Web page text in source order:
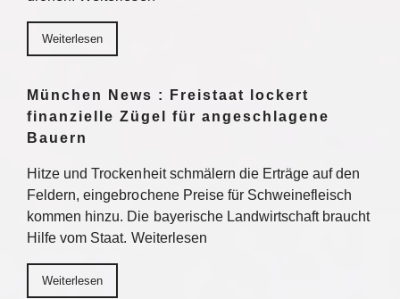
Weiterlesen
München News : Freistaat lockert
finanzielle Zügel für angeschlagene
Bauern
Hitze und Trockenheit schmälern die Erträge auf den
Feldern, eingebrochene Preise für Schweinefleisch
kommen hinzu. Die bayerische Landwirtschaft braucht
Hilfe vom Staat. Weiterlesen
Weiterlesen